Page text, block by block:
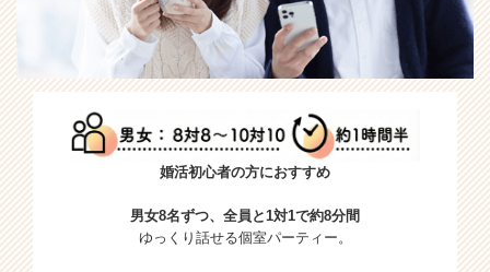
婚活初心者の方におすすめ
男女8名ずつ、全員と1対1で約8分間
ゆっくり話せる個室パーティー。